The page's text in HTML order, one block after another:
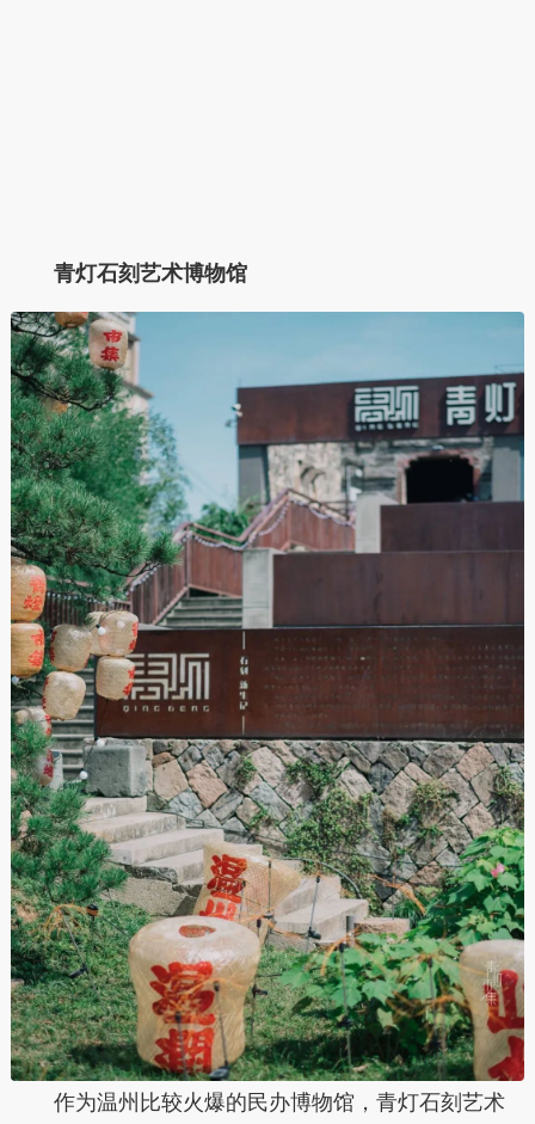
青灯石刻艺术博物馆
作为温州比较火爆的民办博物馆，青灯石刻艺术